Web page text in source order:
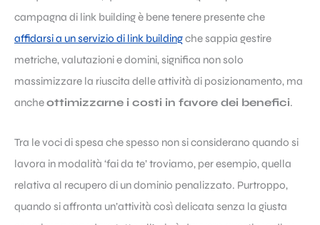
campagna di link buildingè bene tenere presente che
affidarsi a un servizio di link buildingche sappia gestire
metriche, valutazioni e domini, significa non solo
massimizzare la riuscita delle attività di posizionamento, ma
ancheottimizzarne i costi in favore dei benefici.
Tra le voci di spesa che spesso non si considerano quando si
lavora in modalità ‘fai da te’ troviamo, per esempio, quella
relativa al recupero di un dominio penalizzato. Purtroppo,
quando si affronta un’attività così delicata senza la giusta